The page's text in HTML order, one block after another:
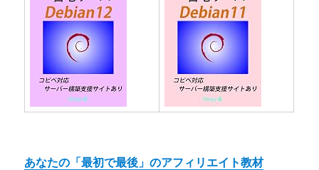
あなたの「最初で最後」のアフィリエイト教材